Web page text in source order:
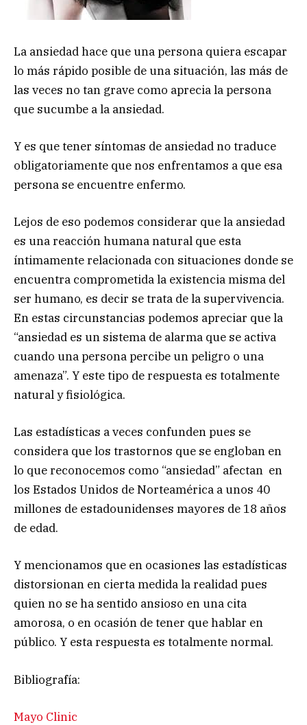
La ansiedad hace que una persona quiera escapar
lo más rápido posible de una situación, las más de
las veces no tan grave como aprecia la persona
que sucumbe a la ansiedad.
Y es que tener síntomas de ansiedad no traduce
obligatoriamente que nos enfrentamos a que esa
persona se encuentre enfermo.
Lejos de eso podemos considerar que la ansiedad
es una reacción humana natural que esta
íntimamente relacionada con situaciones donde se
encuentra comprometida la existencia misma del
ser humano, es decir se trata de la supervivencia.
En estas circunstancias podemos apreciar que la
“ansiedad es un sistema de alarma que se activa
cuando una persona percibe un peligro o una
amenaza”. Y este tipo de respuesta es totalmente
natural y fisiológica.
Las estadísticas a veces confunden pues se
considera que los trastornos que se engloban en
lo que reconocemos como “ansiedad” afectan en
los Estados Unidos de Norteamérica a unos 40
millones de estadounidenses mayores de 18 años
de edad.
Y mencionamos que en ocasiones las estadísticas
distorsionan en cierta medida la realidad pues
quien no se ha sentido ansioso en una cita
amorosa, o en ocasión de tener que hablar en
público. Y esta respuesta es totalmente normal.
Bibliografía:
Mayo Clinic